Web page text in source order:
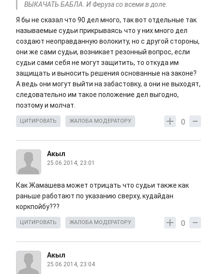
ВЫКАЧАТЬ БАБЛА. И Феруза со всеми в доле.
Я бы не сказал что 90 дел много, так вот отдельные так
называемые судьи прикрываясь что у них много дел
создают неоправданную волокиту, но с другой стороны,
они же сами судьи, возникает резонный вопрос, если
судьи сами себя не могут защитить, то откуда им
защищать и выносить решения основанные на законе?
А ведь они могут выйти на забастовку, а они не выходят,
следовательно им такое положение дел выгодно,
поэтому и молчат.
0
ЦИТИРОВАТЬ ЖАЛОБА МОДЕРАТОРУ
Акыл
25.06.2014, 23:01
Как Жамашева может отрицать что судьи также как
раньше работают по указанию сверху, кудайдан
коркпойбу???
0
ЦИТИРОВАТЬ ЖАЛОБА МОДЕРАТОРУ
Акыл
25.06.2014, 23:04